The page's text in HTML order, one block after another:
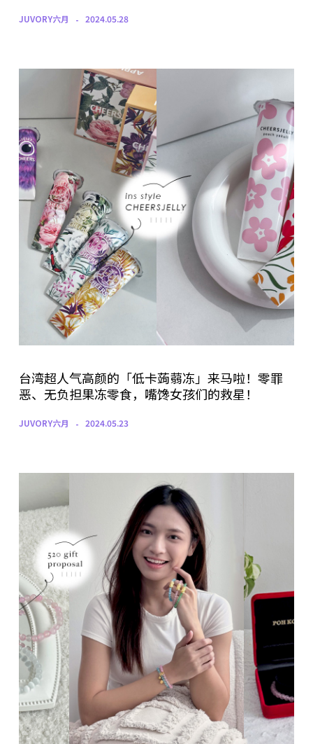
JUVORY六月 2024.05.28
台湾超人气高颜的「低卡蒟蒻冻」来马啦！零罪
恶、无负担果冻零食，嘴馋女孩们的救星！
JUVORY六月 2024.05.23